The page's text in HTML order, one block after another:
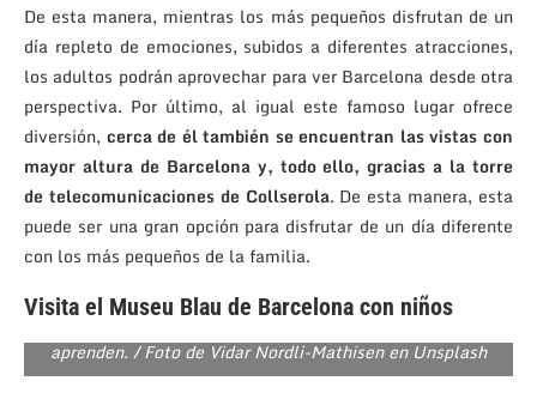
De esta manera, mientras los más pequeños disfrutan de un
día repleto de emociones, subidos a diferentes atracciones,
los adultos podrán aprovechar para ver Barcelona desde otra
perspectiva. Por último, al igual este famoso lugar ofrece
diversión, cerca de él también se encuentran las vistas con
mayor altura de Barcelona y, todo ello, gracias a la torre
de telecomunicaciones de Collserola. De esta manera, esta
puede ser una gran opción para disfrutar de un día diferente
con los más pequeños de la familia.
Visita el Museu Blau de Barcelona con niños
aprenden. / Foto de Vidar Nordli-Mathisen en Unsplash